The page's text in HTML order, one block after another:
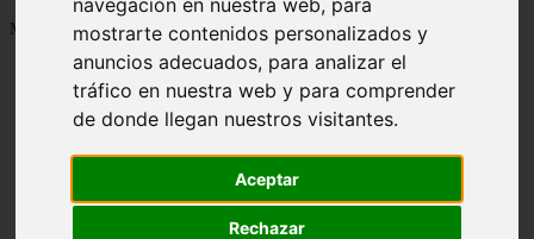
mostrarte contenidos personalizados y
anuncios adecuados, para analizar el
tráfico en nuestra web y para comprender
de donde llegan nuestros visitantes.
Aceptar
Rechazar
Mostrando 1 - 24 de 1287 artículos
Contraindicaciones del espino amarillo: conocelas
ahora